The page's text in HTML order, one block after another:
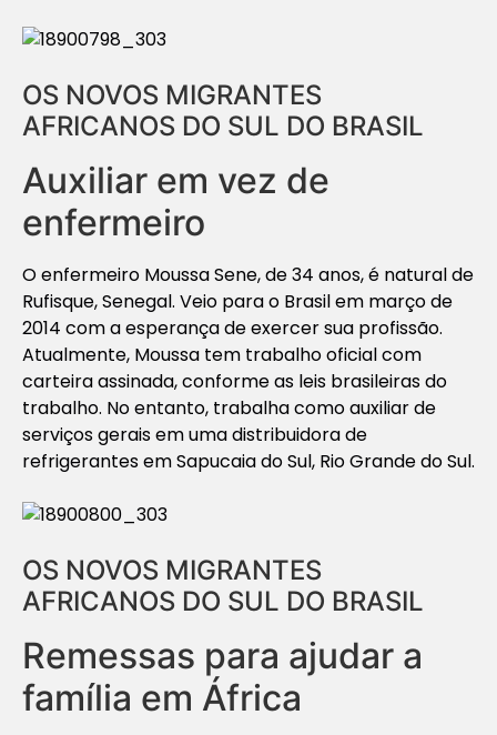
OS NOVOS MIGRANTES
AFRICANOS DO SUL DO BRASIL
Auxiliar em vez de
enfermeiro
O enfermeiro Moussa Sene, de 34 anos, é natural de
Rufisque, Senegal. Veio para o Brasil em março de
2014 com a esperança de exercer sua profissão.
Atualmente, Moussa tem trabalho oficial com
carteira assinada, conforme as leis brasileiras do
trabalho. No entanto, trabalha como auxiliar de
serviços gerais em uma distribuidora de
refrigerantes em Sapucaia do Sul, Rio Grande do Sul.
OS NOVOS MIGRANTES
AFRICANOS DO SUL DO BRASIL
Remessas para ajudar a
família em África